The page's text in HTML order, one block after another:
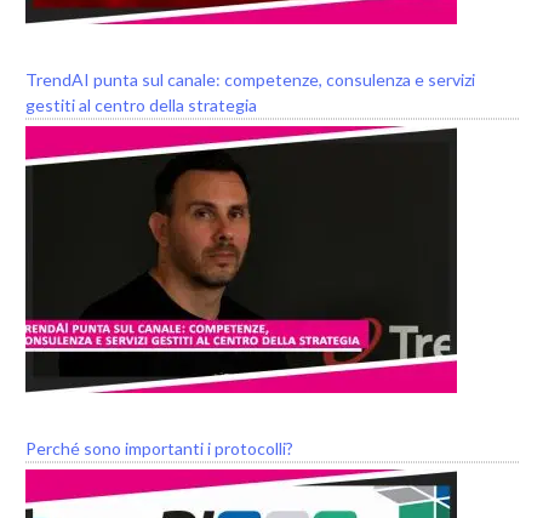
TrendAI punta sul canale: competenze, consulenza e servizi
gestiti al centro della strategia
Perché sono importanti i protocolli?